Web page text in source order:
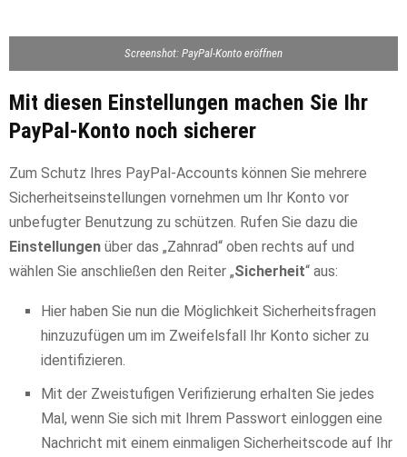
Screenshot: PayPal-Konto eröffnen
Mit diesen Einstellungen machen Sie Ihr
PayPal-Konto noch sicherer
Zum Schutz Ihres PayPal-Accounts können Sie mehrere
Sicherheitseinstellungen vornehmen um Ihr Konto vor
unbefugter Benutzung zu schützen. Rufen Sie dazu die
Einstellungen über das „Zahnrad“ oben rechts auf und
wählen Sie anschließen den Reiter „Sicherheit“ aus:
Hier haben Sie nun die Möglichkeit Sicherheitsfragen
hinzuzufügen um im Zweifelsfall Ihr Konto sicher zu
identifizieren.
Mit der Zweistufigen Verifizierung erhalten Sie jedes
Mal, wenn Sie sich mit Ihrem Passwort einloggen eine
Nachricht mit einem einmaligen Sicherheitscode auf Ihr